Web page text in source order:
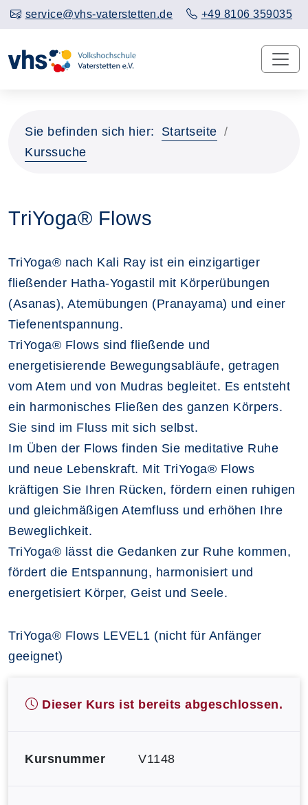
service@vhs-vaterstetten.de +49 8106 359035
Sie befinden sich hier:
Startseite
Kurssuche
TriYoga® Flows
TriYoga® nach Kali Ray ist ein einzigartiger
fließender Hatha-Yogastil mit Körperübungen
(Asanas), Atemübungen (Pranayama) und einer
Tiefenentspannung.
TriYoga® Flows sind fließende und
energetisierende Bewegungsabläufe, getragen
vom Atem und von Mudras begleitet. Es entsteht
ein harmonisches Fließen des ganzen Körpers.
Sie sind im Fluss mit sich selbst.
Im Üben der Flows finden Sie meditative Ruhe
und neue Lebenskraft. Mit TriYoga® Flows
kräftigen Sie Ihren Rücken, fördern einen ruhigen
und gleichmäßigen Atemfluss und erhöhen Ihre
Beweglichkeit.
TriYoga® lässt die Gedanken zur Ruhe kommen,
fördert die Entspannung, harmonisiert und
energetisiert Körper, Geist und Seele.
TriYoga® Flows LEVEL1 (nicht für Anfänger
geeignet)
Dieser Kurs ist bereits abgeschlossen.
Kursnummer V1148